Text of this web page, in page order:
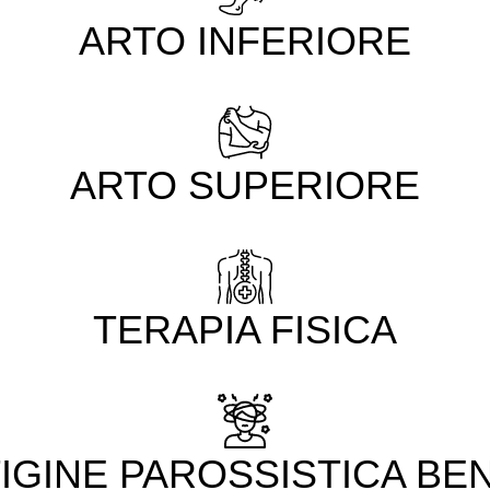
ARTO INFERIORE
ARTO SUPERIORE
TERAPIA FISICA
PAROSSISTICA